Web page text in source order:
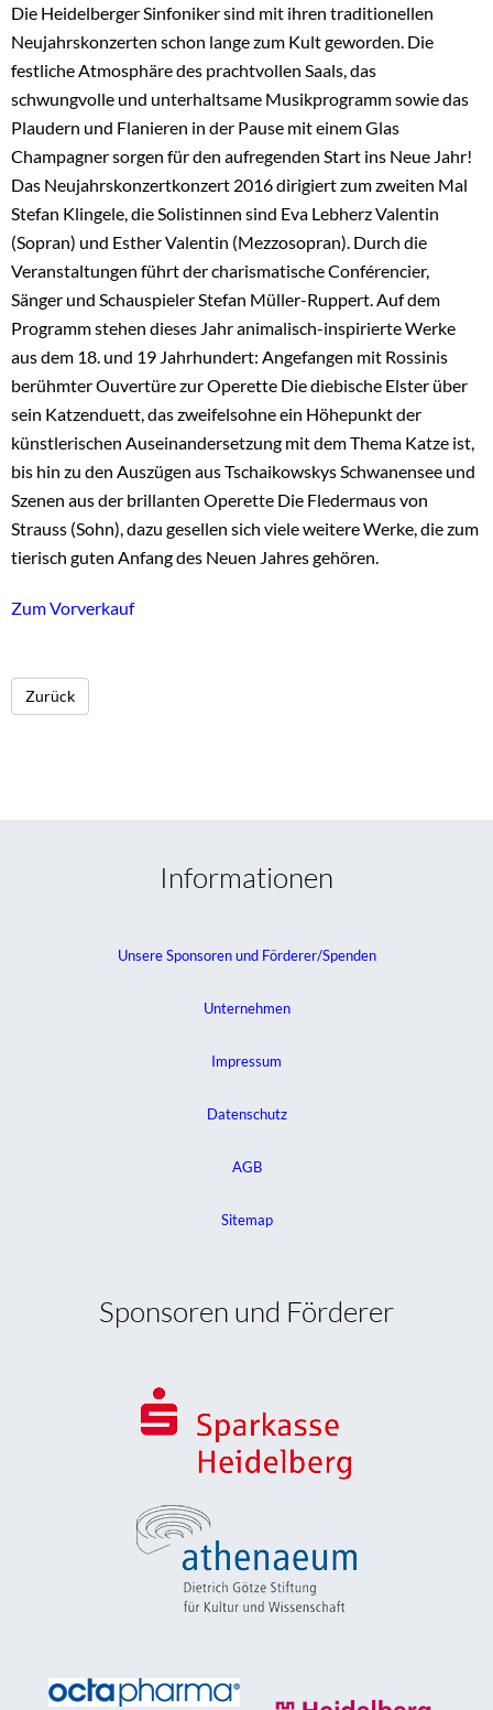
Die Heidelberger Sinfoniker sind mit ihren traditionellen
Neujahrskonzerten schon lange zum Kult geworden. Die
festliche Atmosphäre des prachtvollen Saals, das
schwungvolle und unterhaltsame Musikprogramm sowie das
Plaudern und Flanieren in der Pause mit einem Glas
Champagner sorgen für den aufregenden Start ins Neue Jahr!
Das Neujahrskonzertkonzert 2016 dirigiert zum zweiten Mal
Stefan Klingele, die Solistinnen sind Eva Lebherz Valentin
(Sopran) und Esther Valentin (Mezzosopran). Durch die
Veranstaltungen führt der charismatische Conférencier,
Sänger und Schauspieler Stefan Müller-Ruppert. Auf dem
Programm stehen dieses Jahr animalisch-inspirierte Werke
aus dem 18. und 19 Jahrhundert: Angefangen mit Rossinis
berühmter Ouvertüre zur Operette Die diebische Elster über
sein Katzenduett, das zweifelsohne ein Höhepunkt der
künstlerischen Auseinandersetzung mit dem Thema Katze ist,
bis hin zu den Auszügen aus Tschaikowskys Schwanensee und
Szenen aus der brillanten Operette Die Fledermaus von
Strauss (Sohn), dazu gesellen sich viele weitere Werke, die zum
tierisch guten Anfang des Neuen Jahres gehören.
Zum Vorverkauf
Zurück
Informationen
Unsere Sponsoren und Förderer/Spenden
Unternehmen
Impressum
Datenschutz
AGB
Sitemap
Sponsoren und Förderer